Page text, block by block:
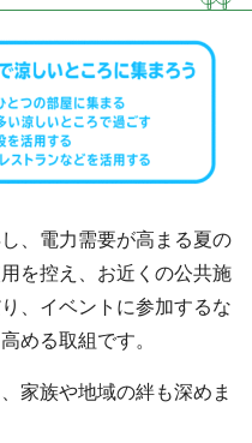
、電力需要が高まる夏の
を控え、お近くの公共施
、イベントに参加するな
める取組です。
家族や地域の絆も深めま